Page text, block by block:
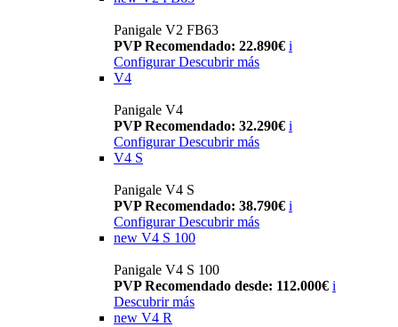
Panigale V2 FB63
PVP Recomendado: 22.890€ i
Configurar Descubrir más
V4
Panigale V4
PVP Recomendado: 32.290€ i
Configurar Descubrir más
V4 S
Panigale V4 S
PVP Recomendado: 38.790€ i
Configurar Descubrir más
new V4 S 100
Panigale V4 S 100
PVP Recomendado desde: 112.000€ i
Descubrir más
new V4 R